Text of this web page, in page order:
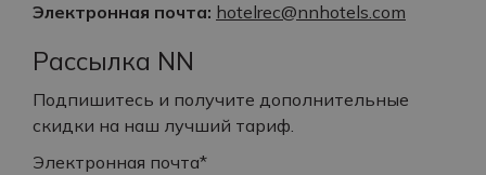
Электронная почта: hotelrec@nnhotels.com
Рассылка NN
Подпишитесь и получите дополнительные
скидки на наш лучший тариф.
Электронная почта*